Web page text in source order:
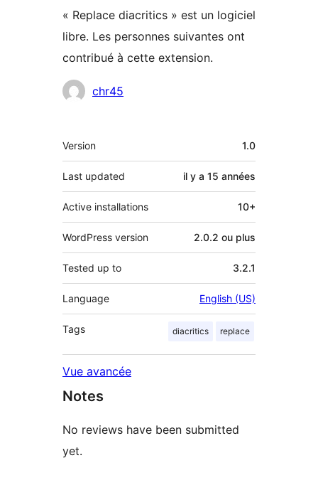
« Replace diacritics » est un logiciel
libre. Les personnes suivantes ont
contribué à cette extension.
Contributeurs
chr45
Méta
Version 1.0
Last updated il y a 15 années
Active installations 10+
WordPress version 2.0.2 ou plus
Tested up to 3.2.1
Language English (US)
Tags diacritics replace
Vue avancée
Notes
No reviews have been submitted
yet.